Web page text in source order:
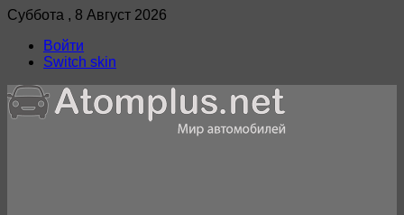
Суббота , 8 Август 2026
Войти
Switch skin